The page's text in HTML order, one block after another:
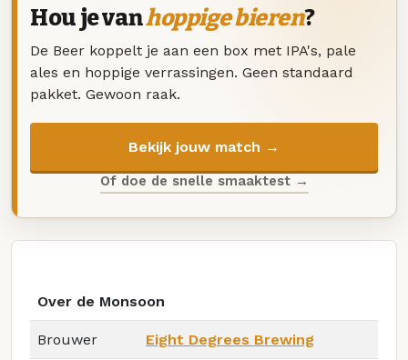
Hou je vanhoppige bieren?
De Beer koppelt je aan een box met IPA's, pale
ales en hoppige verrassingen. Geen standaard
pakket. Gewoon raak.
Bekijk jouw match →
Of doe de snelle smaaktest →
Over de Monsoon
Brouwer Eight Degrees Brewing